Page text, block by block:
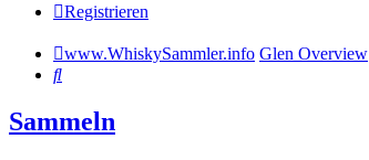
Registrieren
www.WhiskySammler.info Glen Overview
Suche
Sammeln